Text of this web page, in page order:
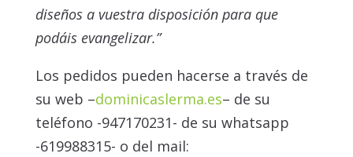
diseños a vuestra disposición para que
podáis evangelizar.”
Los pedidos pueden hacerse a través de
su web –dominicaslerma.es– de su
teléfono -947170231- de su whatsapp
-619988315- o del mail: